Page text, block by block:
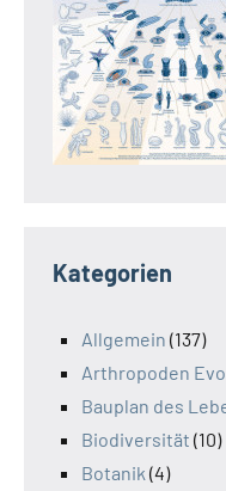
Kategorien
Allgemein (137)
Arthropoden
Bauplan des
Biodiversität (10)
Botanik (4)